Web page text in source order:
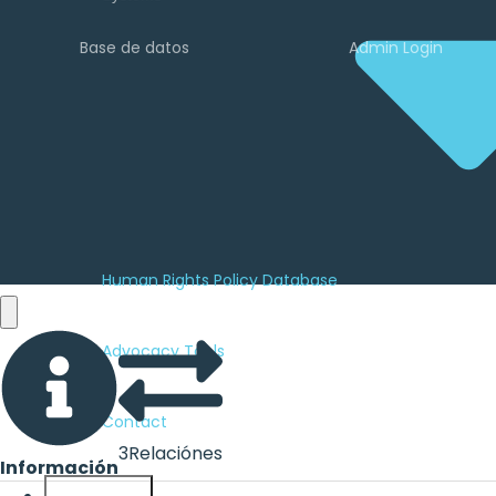
Human Rights Policy Database
Advocacy Tools
Contact
Base de datos Admin Login
Información
3Relaciónes